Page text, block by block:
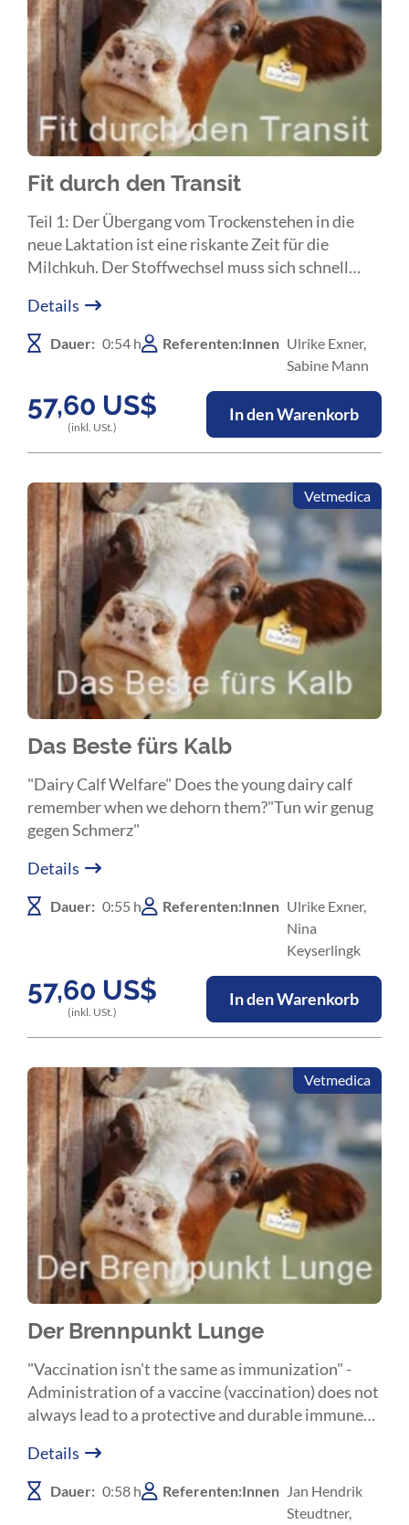
Fit durch den Transit
Teil 1: Der Übergang vom Trockenstehen in die
neue Laktation ist eine riskante Zeit für die
Milchkuh. Der Stoffwechsel muss sich schnell
in der späten Trächtigkeit - eine anspruchsvolle
Zeit!Teil 2: Was können Sie (prophylaktisch) tun?
Details
Dauer: 0:54 h Referenten:Innen Ulrike Exner,
Sabine Mann
57,60 US$
(inkl. USt.)
In den Warenkorb
Vetmedica
Das Beste fürs Kalb
"Dairy Calf Welfare" Does the young dairy calf
remember when we dehorn them?"Tun wir genug
gegen Schmerz"
Details
Dauer: 0:55 h Referenten:Innen Ulrike Exner,
Nina
Keyserlingk
57,60 US$
(inkl. USt.)
In den Warenkorb
Vetmedica
Der Brennpunkt Lunge
"Vaccination isn't the same as immunization" -
Administration of a vaccine (vaccination) does not
always lead to a protective and durable immune
for failure of immunization in vaccinated
cattle."Innovation Herdenimpfung im
Milchviehstall" - Mit einer vergleichbar hohen
Details
Dauer: 0:58 h Referenten:Innen
Jan Hendrik
Steudtner,